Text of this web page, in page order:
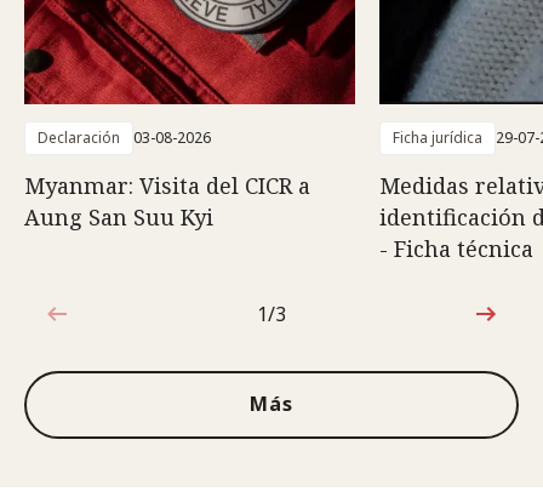
Declaración 03-08-2026
Myanmar: Visita del CICR a
Aung San Suu Kyi
Ficha jurídica 29-
Medidas
identificación
- Ficha técnica
1de3
1/3
Más